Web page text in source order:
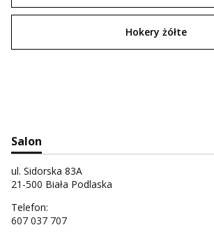
Hokery żółte
Salon
ul. Sidorska 83A
21-500 Biała Podlaska
Telefon:
607 037 707